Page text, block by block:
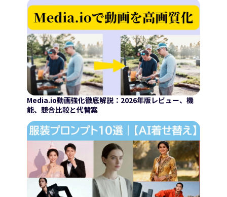
Media.io動画強化徹底解説：2026年版レビュー、機
能、競合比較と代替案